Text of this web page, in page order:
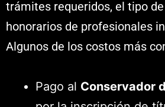
trámites requeridos, el tipo
honorarios de profesionales
Algunos de los costos más
Pago al Conservador